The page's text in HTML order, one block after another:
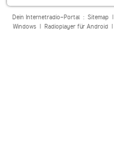
Dein Internetradio-Portal : Sitemap|
Windows| Radioplayer für Android|